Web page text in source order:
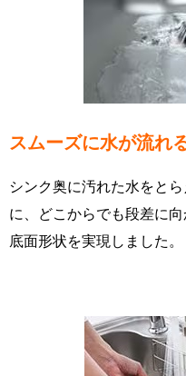
スムーズに水が流れ
シンク奥に汚れた水をと
に、どこからでも段差に
底面形状を実現しました。